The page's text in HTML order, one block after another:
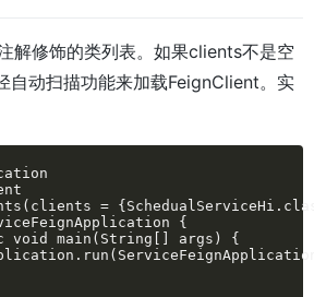
解修饰的类列表。如果clients不是空
自动扫描功能来加载FeignClient。实
=
{
main(String[] args) {